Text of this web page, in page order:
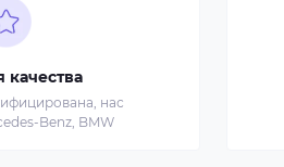
качества
нас
Benz, BMW